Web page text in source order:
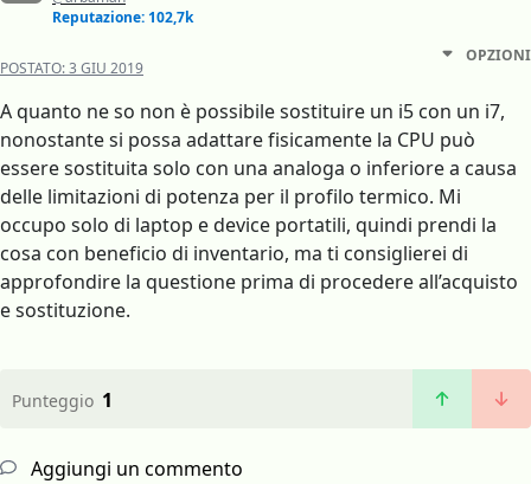
Reputazione: 102,7k
POSTATO:3 GIU 2019
OPZIONI
A quanto ne so non è possibile sostituire un i5 con un i7,
nonostante si possa adattare fisicamente la CPU può
essere sostituita solo con una analoga o inferiore a causa
delle limitazioni di potenza per il profilo termico. Mi
occupo solo di laptop e device portatili, quindi prendi la
cosa con beneficio di inventario, ma ti consiglierei di
approfondire la questione prima di procedere all’acquisto
e sostituzione.
Punteggio 1
Aggiungi un commento